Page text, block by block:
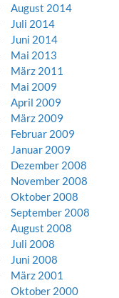
August 2014
Juli 2014
Juni 2014
Mai 2013
März 2011
Mai 2009
April 2009
März 2009
Februar 2009
Januar 2009
Dezember 2008
November 2008
Oktober 2008
September 2008
August 2008
Juli 2008
Juni 2008
März 2001
Oktober 2000